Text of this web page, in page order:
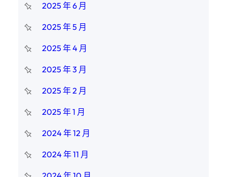
2025 年 6 月
2025 年 5 月
2025 年 4 月
2025 年 3 月
2025 年 2 月
2025 年 1 月
2024 年 12 月
2024 年 11 月